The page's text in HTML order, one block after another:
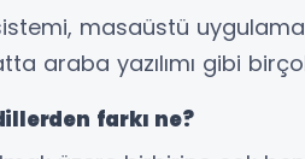
masaüstü
araba yazılımı gibi
farkı ne?